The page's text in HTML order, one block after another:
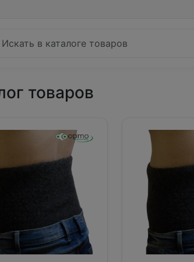
товаров